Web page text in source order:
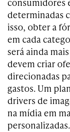
determinadas
isso, obter a
em cada
será ainda
devem criar
direcionadas
gastos. Um
drivers de
na mídia em
personalizadas.